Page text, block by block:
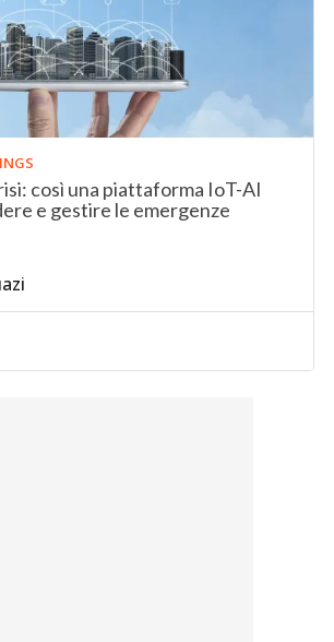
così una piattaforma IoT-AI
e gestire le emergenze